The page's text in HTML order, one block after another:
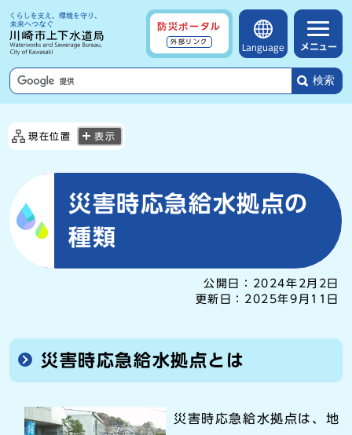
防災ポータル
外部リンク
Language メニュー
検索
現在位置 表示
災害時応急給水拠点の
種類
公開日：
2024年2月2日
更新日： 2025年9月11日
災害時応急給水拠点とは
災害時応急給水拠点は、地